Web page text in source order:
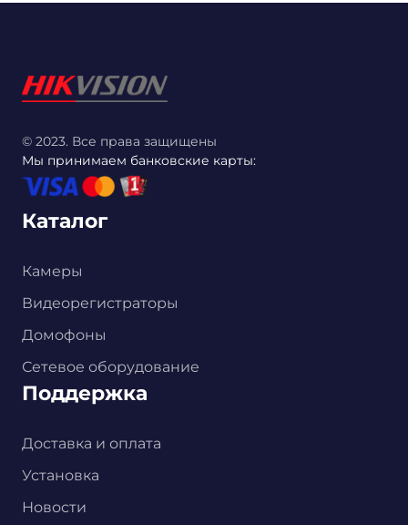
© 2023. Все права защищены
Мы принимаем банковские карты:
Каталог
Камеры
Видеорегистраторы
Домофоны
Сетевое оборудование
Поддержка
Доставка и оплата
Установка
Новости